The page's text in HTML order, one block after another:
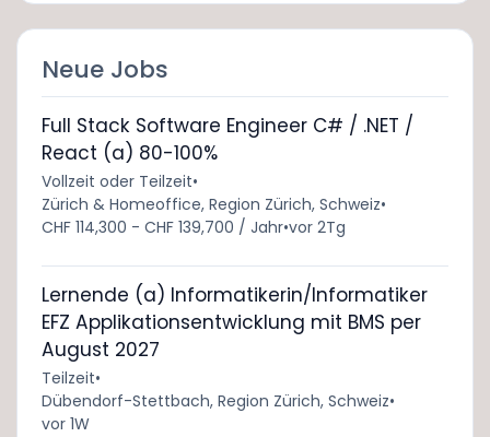
Neue Jobs
Full Stack Software Engineer C# / .NET /
React (a) 80-100%
Vollzeit oder Teilzeit•
Zürich & Homeoffice, Region Zürich, Schweiz•
CHF 114,300 - CHF 139,700 / Jahr•vor 2Tg
Lernende (a) Informatikerin/Informatiker
EFZ Applikationsentwicklung mit BMS per
August 2027
Teilzeit•
Dübendorf-Stettbach, Region Zürich, Schweiz•
vor 1W